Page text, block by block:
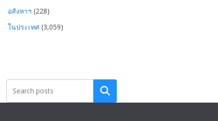
อสังหาฯ (228)
ในประเทศ (3,059)
Search